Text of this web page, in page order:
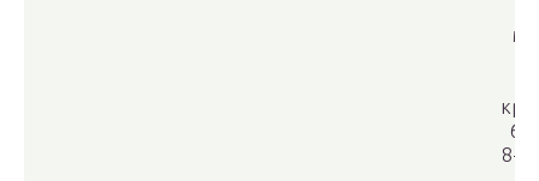
8-